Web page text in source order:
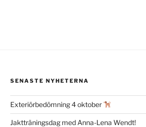
SENASTE NYHETERNA
Exteriörbedömning 4 oktober
Jaktträningsdag med Anna-Lena Wendt!